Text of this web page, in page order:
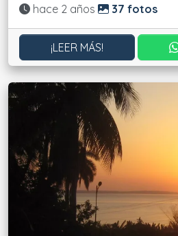
Actualizado:
hace 2 años 37 fotos
¡LEER MÁS!